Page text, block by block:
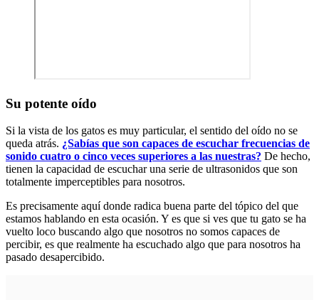
Su potente oído
Si la vista de los gatos es muy particular, el sentido del oído no se
queda atrás. ¿Sabías que son capaces de escuchar frecuencias de
sonido cuatro o cinco veces superiores a las nuestras? De hecho,
tienen la capacidad de escuchar una serie de ultrasonidos que son
totalmente imperceptibles para nosotros.
Es precisamente aquí donde radica buena parte del tópico del que
estamos hablando en esta ocasión. Y es que si ves que tu gato se ha
vuelto loco buscando algo que nosotros no somos capaces de
percibir, es que realmente ha escuchado algo que para nosotros ha
pasado desapercibido.